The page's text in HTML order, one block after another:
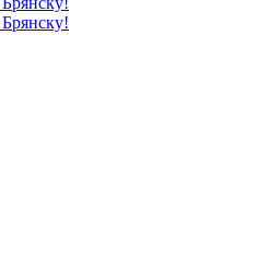
Брянску!